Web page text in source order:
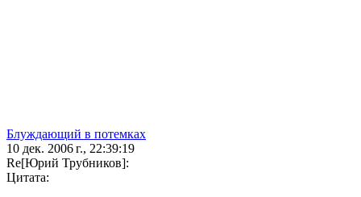
Блуждающий в потемках
10 дек. 2006 г., 22:39:19
Re[Юрий Трубников]:
Цитата: